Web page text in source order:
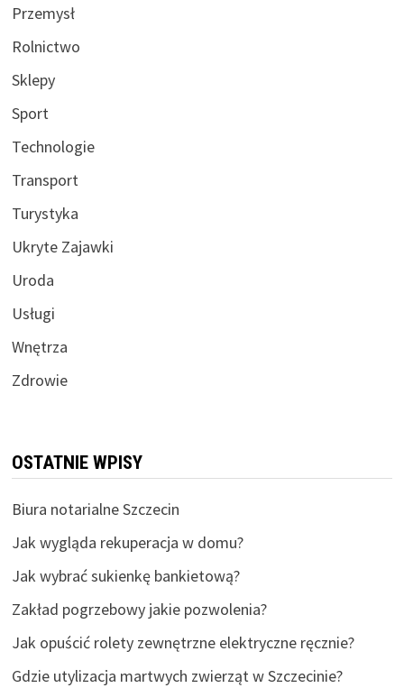
Przemysł
Rolnictwo
Sklepy
Sport
Technologie
Transport
Turystyka
Ukryte Zajawki
Uroda
Usługi
Wnętrza
Zdrowie
OSTATNIE WPISY
Biura notarialne Szczecin
Jak wygląda rekuperacja w domu?
Jak wybrać sukienkę bankietową?
Zakład pogrzebowy jakie pozwolenia?
Jak opuścić rolety zewnętrzne elektryczne ręcznie?
Gdzie utylizacja martwych zwierząt w Szczecinie?